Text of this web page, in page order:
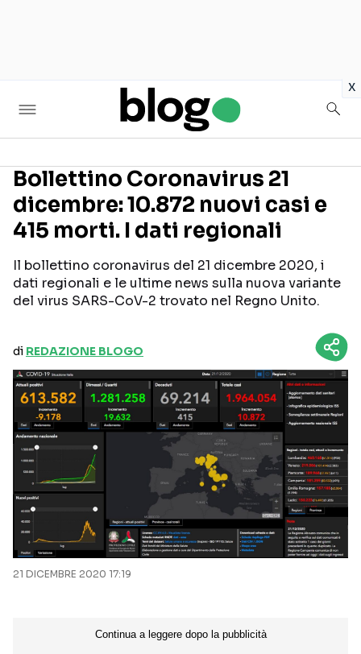
x
Seguici sui social
Bollettino Coronavirus 21
dicembre: 10.872 nuovi casi e
415 morti. I dati regionali
Il bollettino coronavirus del 21 dicembre 2020, i
dati regionali e le ultime news sulla nuova variante
del virus SARS-CoV-2 trovato nel Regno Unito.
di REDAZIONE BLOGO
21 DICEMBRE 2020 17:19